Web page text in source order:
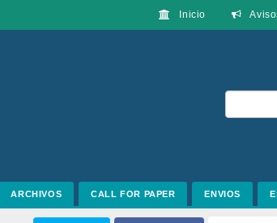
Inicio
ARCHIVOS CALL FOR PAPER ENVIOS